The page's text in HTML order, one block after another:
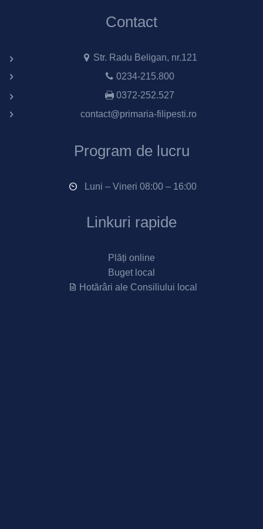
Contact
Str. Radu Beligan, nr.121
0234-215.800
0372-252.527
contact@primaria-filipesti.ro
Program de lucru
Luni – Vineri 08:00 – 16:00
Linkuri rapide
Plăți online
Buget local
Hotărâri ale Consiliului local